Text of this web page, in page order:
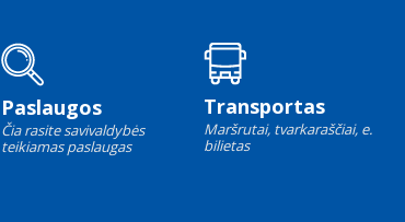
Paslaugos
Čia rasite savivaldybės
teikiamas paslaugas
Transportas
Maršrutai, tvarkaraščiai, e.
bilietas